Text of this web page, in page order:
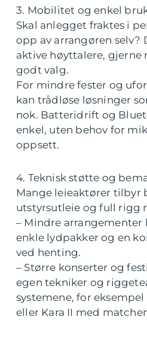
3. Mobilitet og enkel
Skal anlegget fraktes i
opp av arrangøren selv?
aktive høyttalere, gjerne
godt valg.
For mindre fester og
kan trådløse løsninger
nok. Batteridrift og
enkel, uten behov for
oppsett.
4. Teknisk støtte og
Mange leieaktører tilbyr
utstyrsutleie og full rigg
– Mindre arrangementer
enkle lydpakker og en
ved henting.
– Større konserter og
egen tekniker og
systemene, for
eller Kara II med